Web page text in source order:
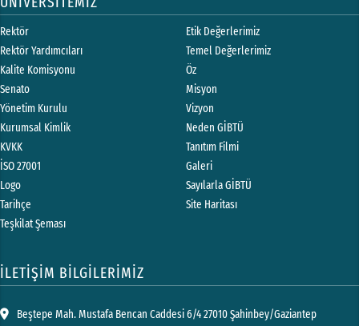
Rektör
Rektör Yardımcıları
Kalite Komisyonu
Senato
Yönetim Kurulu
Kurumsal Kimlik
KVKK
İSO 27001
Logo
Tarihçe
Teşkilat Şeması
Etik Değerlerimiz
Temel Değerlerimiz
Öz
Misyon
Vizyon
Neden GİBTÜ
Tanıtım Filmi
Galeri
Sayılarla GİBTÜ
Site Haritası
İLETİŞİM BİLGİLERİMİZ
Beştepe Mah. Mustafa Bencan Caddesi 6/4 27010 Şahinbey/Gaziantep